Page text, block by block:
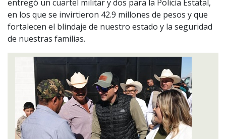
entregó un cuartel militar y dos para la Policía Estatal,
en los que se invirtieron 42.9 millones de pesos y que
fortalecen el blindaje de nuestro estado y la seguridad
de nuestras familias.